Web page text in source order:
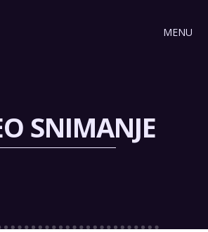
MENU
SNIMANJE